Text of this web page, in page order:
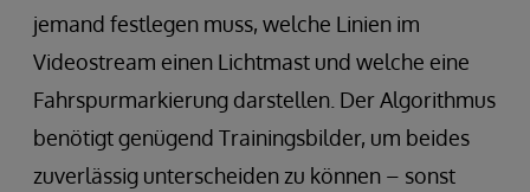
jemand festlegen muss, welche Linien im
Videostream einen Lichtmast und welche eine
Fahrspurmarkierung darstellen. Der Algorithmus
benötigt genügend Trainingsbilder, um beides
zuverlässig unterscheiden zu können – sonst